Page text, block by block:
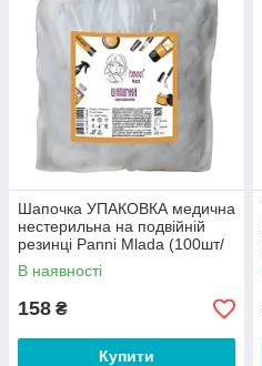
Шапочка УПАКОВКА медична
нестерильна на подвійній
резинці Panni Mlada (100шт/
уп) зі спанбонду однора
В наявності
158 ₴
Купити